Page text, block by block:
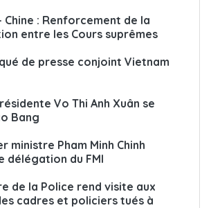
Chine : Renforcement de la
entre les Cours suprêmes
de presse conjoint Vietnam
Vo Thi Anh Xuân se
Bang
ministre Pham Minh Chinh
délégation du FMI
de la Police rend visite aux
cadres et policiers tués à